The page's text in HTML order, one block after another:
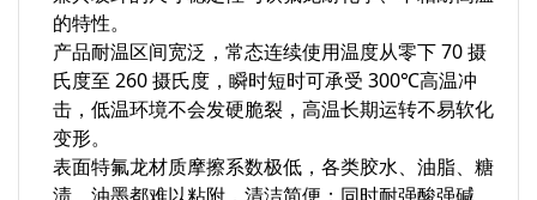
的特性。
产品耐温区间宽泛，常态连续使用温度从零下 70 摄
氏度至 260 摄氏度，瞬时短时可承受 300℃高温冲
击，低温环境不会发硬脆裂，高温长期运转不易软化
变形。
表面特氟龙材质摩擦系数极低，各类胶水、油脂、糖